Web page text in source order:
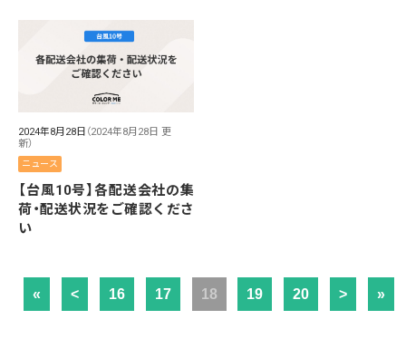
2024年8月28日 （2024年8月28日 更
新）
ニュース
【台風10号】各配送会社の集
荷・配送状況をご確認くださ
い
« < 16 17 18 19 20 > »